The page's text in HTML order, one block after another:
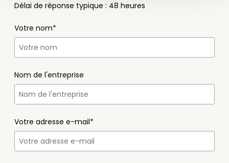
Délai de réponse typique : 48 heures
Votre nom*
Nom de l'entreprise
Votre adresse e-mail*